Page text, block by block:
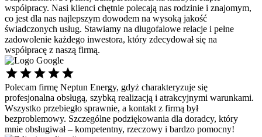
współpracy. Nasi klienci chętnie polecają nas rodzinie i znajomym,
co jest dla nas najlepszym dowodem na wysoką jakość
świadczonych usług. Stawiamy na długofalowe relacje i pełne
zadowolenie każdego inwestora, który zdecydował się na
współpracę z naszą firmą.
Polecam firmę Neptun Energy, gdyż charakteryzuje się
profesjonalna obsługą, szybką realizacją i atrakcyjnymi warunkami.
Wszystko przebiegło sprawnie, a kontakt z firmą był
bezproblemowy. Szczególne podziękowania dla doradcy, który
mnie obsługiwał – kompetentny, rzeczowy i bardzo pomocny!